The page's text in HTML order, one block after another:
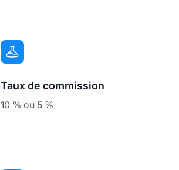
Taux de commission
10 % ou 5 %